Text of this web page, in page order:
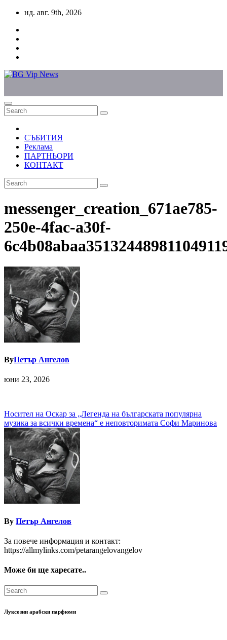
Skip
content
нд. авг. 9th, 2026
СЪБИТИЯ
Реклама
ПАРТНЬОРИ
КОНТАКТ
messenger_creation_671ae785-
250e-4fac-a30f-
ByПетър Ангелов
юни 23, 2026
Навигация
Носител на Оскар за „Легенда на българската популярна
музика за всички времена“ е неповторимата Софи Маринова
By Петър Ангелов
За повече информация и контакт:
https://allmylinks.com/petarangelovangelov
Може би ще харесате..
Луксозни арабски парфюми